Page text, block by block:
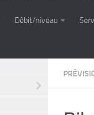
Débit/niveau